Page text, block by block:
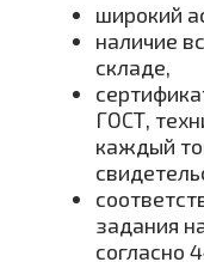
широкий
наличие
складе,
ГОСТ,
каждый
задания
согласно